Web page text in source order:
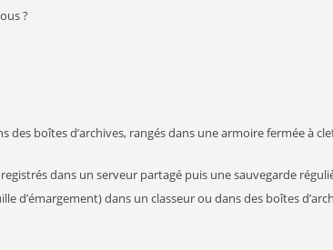
?
boîtes d’archives, rangés dans une armoire fermée à
dans un serveur partagé puis une sauvegarde
dans un classeur ou dans des boîtes